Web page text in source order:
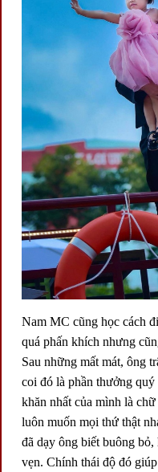
Nam MC cũng học cách
quá phấn khích nhưng
Sau những mất mát, ông
coi đó là phần thưởng
khăn nhất của mình là
luôn muốn mọi thứ thật
đã dạy ông biết buông
vẹn. Chính thái độ đó